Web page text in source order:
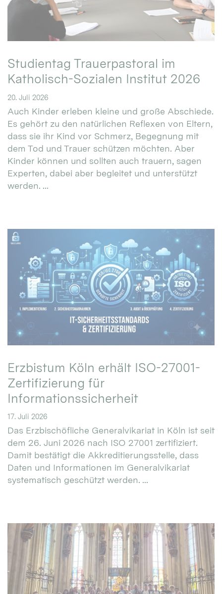
Studientag Trauerpastoral im
Katholisch-Sozialen Institut 2026
20. Juli 2026
Auch Kinder erleben kleine und große Abschiede.
Es gehört zu den natürlichen Reflexen von Eltern,
dass sie ihr Kind vor Schmerz, Begegnung mit
dem Tod und Trauer schützen möchten. Aber
Kinder können und sollten auch trauern, sagen
Experten, dabei aber begleitet und unterstützt
werden. ...
Erzbistum Köln erhält ISO-27001-
Zertifizierung für
Informationssicherheit
17. Juli 2026
Das Erzbischöfliche Generalvikariat in Köln ist seit
dem 26. Juni 2026 nach ISO 27001 zertifiziert.
Damit bestätigt die Akkreditierungsstelle, dass
Daten und Informationen im Generalvikariat
systematisch geschützt werden. ...